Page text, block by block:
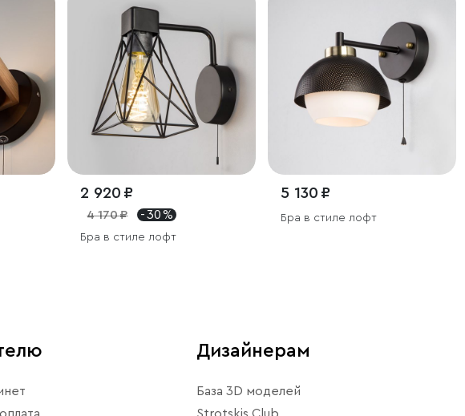
2 920 ₽
4 170 ₽ - 30 %
Бра в стиле лофт
5 130 ₽
Бра в стиле лофт
Дизайнерам
База 3D моделей
Strotskis Club